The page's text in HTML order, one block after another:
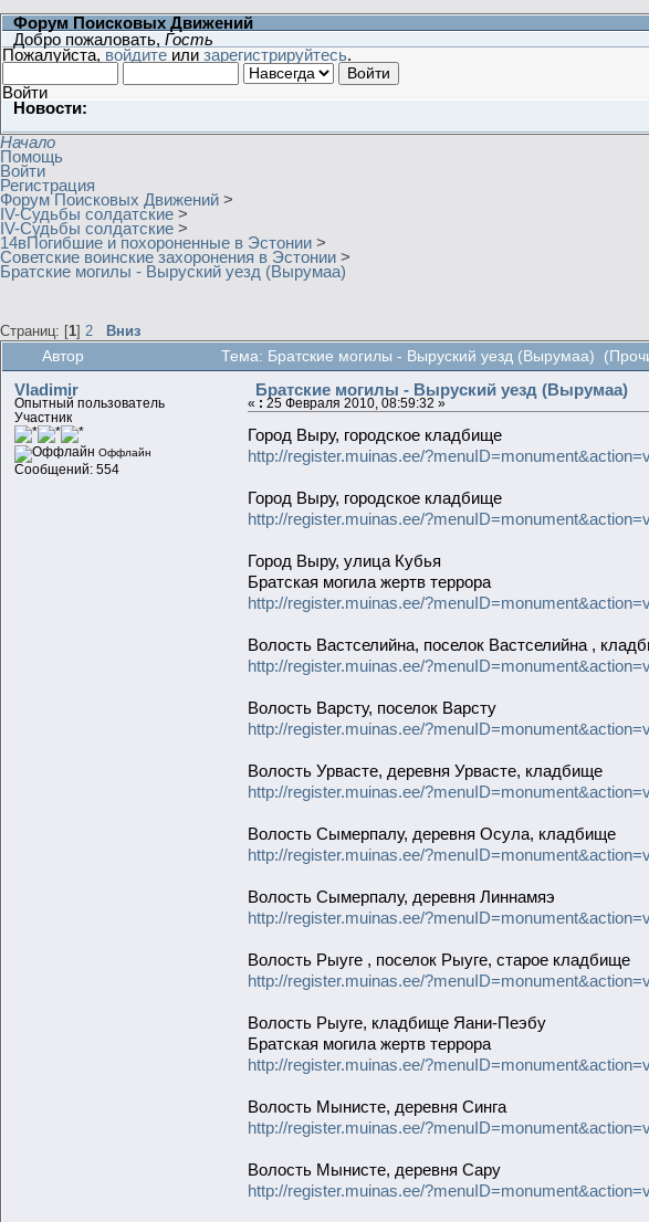
Форум Поисковых Движений
Добро пожаловать, Гость
Пожалуйста, войдите или зарегистрируйтесь.
Войти
Новости:
Начало
Помощь
Войти
Регистрация
Форум Поисковых Движений >
IV-Судьбы солдатские >
IV-Судьбы солдатские >
14вПогибшие и похороненные в Эстонии >
Советские воинские захоронения в Эстонии >
Братские могилы - Выруский уезд (Вырумаа)
Страниц: [1] 2 Вниз
Автор Тема: Братские могилы - Выруский уезд (Вырумаа)
Vladimir
Опытный пользователь
Участник
Оффлайн
Сообщений: 554
Братские могилы - Выруский уезд (Вырумаа)
« : 25 Февраля 2010, 08:59:32 »
Город Выру, городское кладбище
http://register.muinas.ee/
Город Выру, городское кладбище
http://register.muinas.ee/
Город Выру, улица Кубья
Братская могила жертв террора
http://register.muinas.ee/
Волость Вастселийна, поселок Вастселийна ,
http://register.muinas.ee/
Волость Варсту, поселок Варсту
http://register.muinas.ee/
Волость Урвасте, деревня Урвасте, кладбище
http://register.muinas.ee/
Волость Сымерпалу, деревня Осула, кладбище
http://register.muinas.ee/
Волость Сымерпалу, деревня Линнамяэ
http://register.muinas.ee/
Волость Рыуге , поселок Рыуге, старое кладбище
http://register.muinas.ee/
Волость Рыуге, кладбище Яани-Пеэбу
Братская могила жертв террора
http://register.muinas.ee/
Волость Мынисте, деревня Синга
http://register.muinas.ee/
Волость Мынисте, деревня Сару
http://register.muinas.ee/